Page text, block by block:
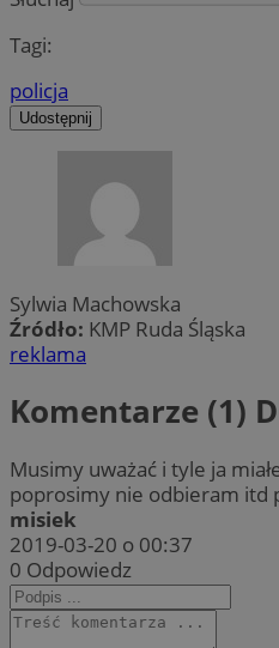
Tagi:
policja
Udostępnij
Sylwia Machowska
Źródło: KMP Ruda Śląska
reklama
Komentarze (1)
Musimy uważać i tyle ja
poprosimy nie odbieram itd
misiek
2019-03-20 o 00:37
0 Odpowiedz